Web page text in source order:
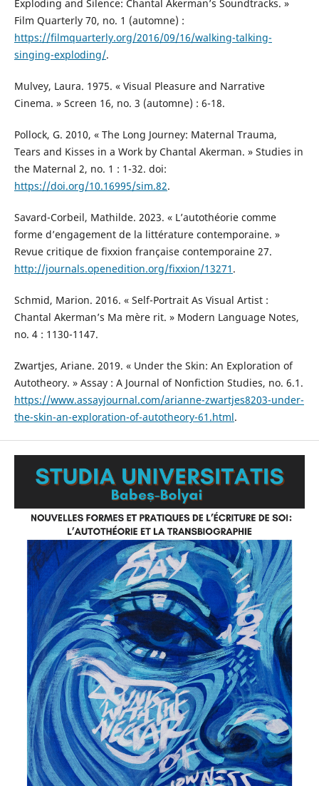
Exploding and Silence: Chantal Akerman’s Soundtracks. »
Film Quarterly 70, no. 1 (automne) :
https://filmquarterly.org/2016/09/16/walking-talking-
singing-exploding/.
Mulvey, Laura. 1975. « Visual Pleasure and Narrative
Cinema. » Screen 16, no. 3 (automne) : 6-18.
Pollock, G. 2010, « The Long Journey: Maternal Trauma,
Tears and Kisses in a Work by Chantal Akerman. » Studies in
the Maternal 2, no. 1 : 1-32. doi:
https://doi.org/10.16995/sim.82.
Savard-Corbeil, Mathilde. 2023. « L’autothéorie comme
forme d’engagement de la littérature contemporaine. »
Revue critique de fixxion française contemporaine 27.
http://journals.openedition.org/fixxion/13271 .
Schmid, Marion. 2016. « Self-Portrait As Visual Artist :
Chantal Akerman’s Ma mère rit. » Modern Language Notes,
no. 4 : 1130-1147.
Zwartjes, Ariane. 2019. « Under the Skin: An Exploration of
Autotheory. » Assay : A Journal of Nonfiction Studies, no. 6.1.
https://www.assayjournal.com/arianne-zwartjes8203-under-
the-skin-an-exploration-of-autotheory-61.html.